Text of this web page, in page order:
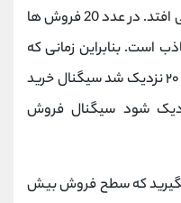
می رسد حالت اشباع فروش اتفاق می افتد. در عدد 20 فروش ها
80 خریدها کاذب است. بنابراین زمانی که
اندیکاتور یک سهم یا دارایی به عدد ۲۰ نزدیک شد سیگنال خرید
80 نزدیک شود سیگنال فروش
بگیرید که سطح فروش بیش